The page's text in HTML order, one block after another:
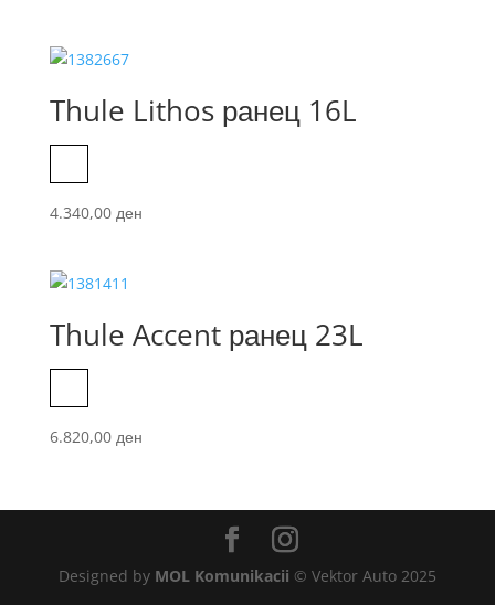
Thule Lithos ранец 16L
4.340,00 ден
Thule Accent ранец 23L
6.820,00 ден
Designed by MOL Komunikacii © Vektor Auto 2025